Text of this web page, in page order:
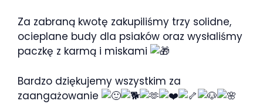
Za zabraną kwotę zakupiliśmy trzy solidne,
ocieplane budy dla psiaków oraz wysłaliśmy
paczkę z karmą i miskami
Bardzo dziękujemy wszystkim za
zaangażowanie